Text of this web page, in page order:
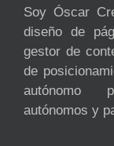
Soy Óscar
diseño de
gestor de
de
autónomo
autónomos y